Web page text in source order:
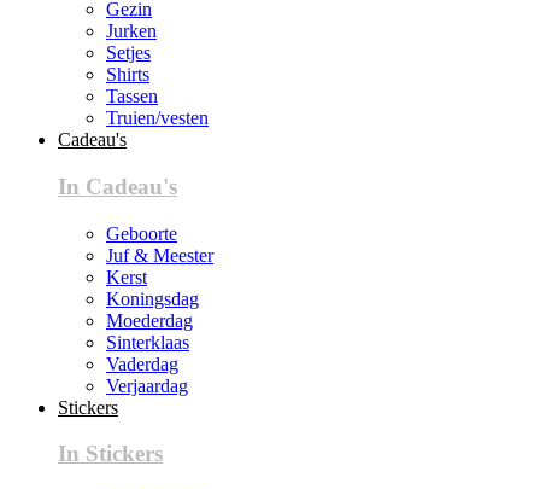
Gezin
Jurken
Setjes
Shirts
Tassen
Truien/vesten
Cadeau's
In Cadeau's
Geboorte
Juf & Meester
Kerst
Koningsdag
Moederdag
Sinterklaas
Vaderdag
Verjaardag
Stickers
In Stickers